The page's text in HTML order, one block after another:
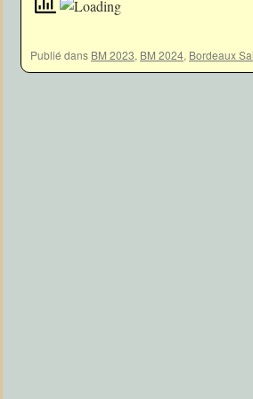
Publié dans BM 2023, BM 2024, Bordeaux